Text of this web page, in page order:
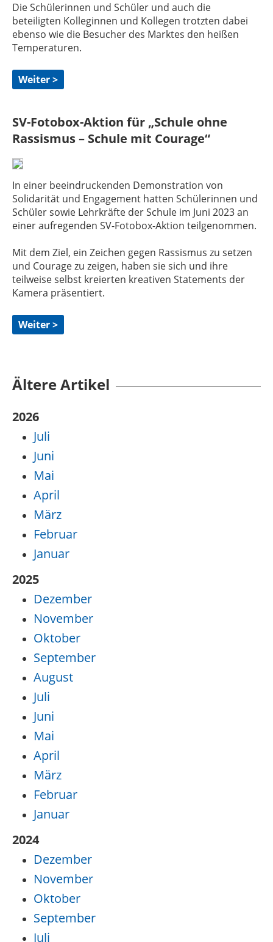
Die Schülerinnen und Schüler und auch die
beteiligten Kolleginnen und Kollegen trotzten dabei
ebenso wie die Besucher des Marktes den heißen
Temperaturen.
Weiter >
SV-Fotobox-Aktion für „Schule ohne
Rassismus – Schule mit Courage“
In einer beeindruckenden Demonstration von
Solidarität und Engagement hatten Schülerinnen und
Schüler sowie Lehrkräfte der Schule im Juni 2023 an
einer aufregenden SV-Fotobox-Aktion teilgenommen.
Mit dem Ziel, ein Zeichen gegen Rassismus zu setzen
und Courage zu zeigen, haben sie sich und ihre
teilweise selbst kreierten kreativen Statements der
Kamera präsentiert.
Weiter >
Ältere Artikel
2026
Juli
Juni
Mai
April
März
Februar
Januar
2025
Dezember
November
Oktober
September
August
Juli
Juni
Mai
April
März
Februar
Januar
2024
Dezember
November
Oktober
September
Juli